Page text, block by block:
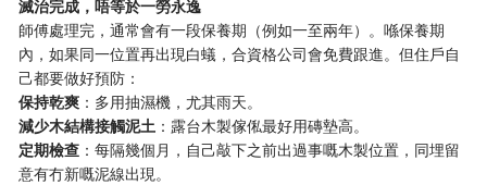
滅治完成，唔等於一勞永逸
師傅處理完，通常會有一段保養期（例如一至兩年）。喺保養期
內，如果同一位置再出現白蟻，合資格公司會免費跟進。但住戶自
己都要做好預防：
保持乾爽 ：多用抽濕機，尤其雨天。
減少木結構接觸泥土 ：露台木製傢俬最好用磚墊高。
定期檢查 ：每隔幾個月，自己敲下之前出過事嘅木製位置，同埋留
意有冇新嘅泥線出現。